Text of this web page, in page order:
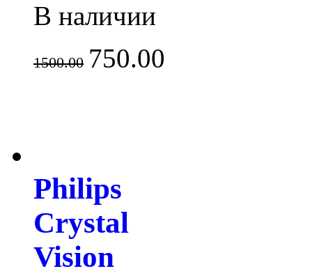
В наличии
1500.00 750.00
Philips
Crystal
Vision